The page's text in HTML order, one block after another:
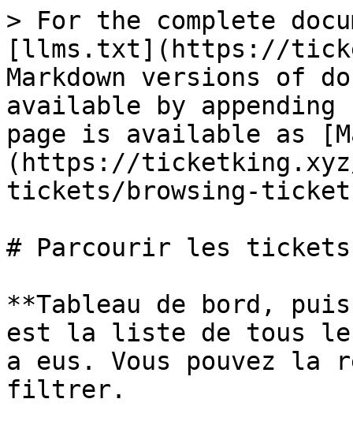
> For the complete
[llms.txt](https://
Markdown versions of
available by
page is available as
(https://
tickets/browsing-
# Parcourir les
**Tableau de bord,
est la liste de tous
a eus. Vous pouvez
filtrer.